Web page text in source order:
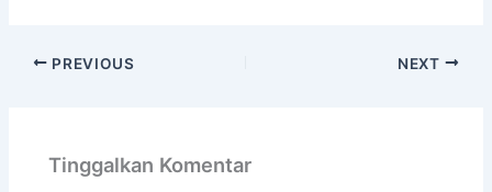
PREVIOUS NEXT
Tinggalkan Komentar